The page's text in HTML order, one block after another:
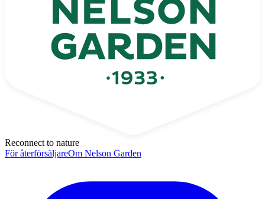
Reconnect to nature
För återförsäljareOm Nelson Garden